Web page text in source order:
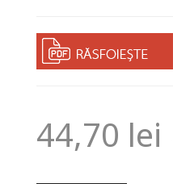
44,70 lei